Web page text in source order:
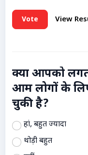
Vote View
क्या आपको
आम लोगों के
चुकी है?
हां, बहुत ज्यादा
थोड़ी बहुत